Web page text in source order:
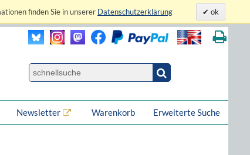
finden Sie in unserer Datenschutzerklärung ok
Newsletter Erweiterte Suche
Warenkorb